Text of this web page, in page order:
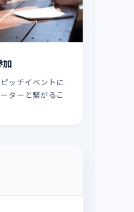
加
ッチイベントに
ターと繋がるこ